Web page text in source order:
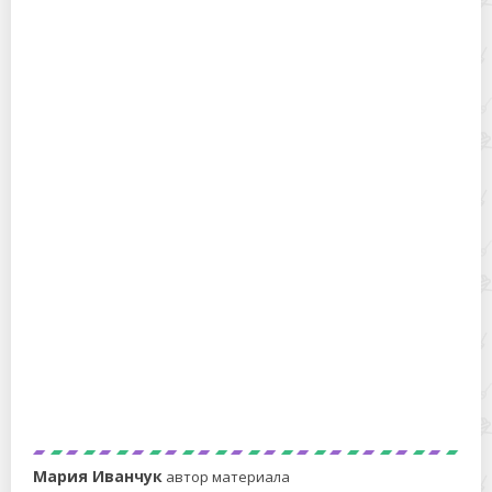
Мария Иванчук автор материала